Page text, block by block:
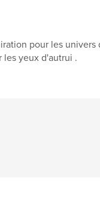
pour les
les yeux d'autrui .